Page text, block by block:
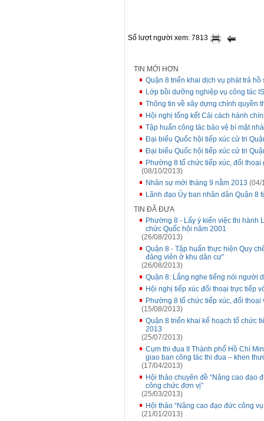
Số lượt người xem: 7813
TIN MỚI HƠN
Quận 8 triển khai dịch vụ phát trả
Lớp bồi dưỡng nghiệp vụ công tác
Thông tin về xây dựng chính quyền
Hội nghị tổng kết Cải cách hành
Tập huấn công tác bảo vệ bí mật
Đại biểu Quốc hội tiếp xúc cử tri
Đại biểu Quốc hội tiếp xúc cử tri
Phường 8 tổ chức tiếp xúc, đối
(08/10/2013)
Nhân sự mới tháng 9 nằm 2013 (04/
Lãnh đạo Ủy ban nhân dân Quận 8
TIN ĐÃ ĐƯA
Phường 8 - Lấy ý kiến việc thi hành
chức Quốc hội năm 2001
(26/08/2013)
Quận 8 - Tập huấn thực hiện Quy
đảng viên ở khu dân cư”
(26/08/2013)
Quận 8: Lắng nghe tiếng nói người
Hội nghị tiếp xúc đối thoại trực tiếp
Phường 8 tổ chức tiếp xúc, đối
(15/08/2013)
Quận 8 triển khai kế hoạch tổ chức
2013
(25/07/2013)
Cụm thi đua II Thành phố Hồ Chí
giao ban công tác thi đua – khen
(17/04/2013)
Hội thảo chuyên đề “Nâng cao đạo
công chức đơn vị”
(25/03/2013)
Hội thảo “Nâng cao đạo đức công
(21/01/2013)